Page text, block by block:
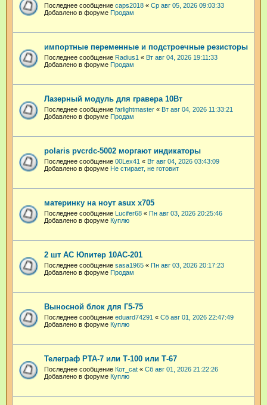
Последнее сообщение caps2018 « Ср авг 05, 2026 09:03:33
Добавлено в форуме Продам
импортные переменные и подстроечные резисторы
Последнее сообщение Radius1 « Вт авг 04, 2026 19:11:33
Добавлено в форуме Продам
Лазерный модуль для гравера 10Вт
Последнее сообщение farlightmaster « Вт авг 04, 2026 11:33:21
Добавлено в форуме Продам
polaris pvcrdc-5002 моргают индикаторы
Последнее сообщение 00Lex41 « Вт авг 04, 2026 03:43:09
Добавлено в форуме Не стирает, не готовит
материнку на ноут asux x705
Последнее сообщение Lucifer68 « Пн авг 03, 2026 20:25:46
Добавлено в форуме Куплю
2 шт АС Юпитер 10АС-201
Последнее сообщение sasa1965 « Пн авг 03, 2026 20:17:23
Добавлено в форуме Продам
Выносной блок для Г5-75
Последнее сообщение eduard74291 « Сб авг 01, 2026 22:47:49
Добавлено в форуме Куплю
Телеграф РТА-7 или Т-100 или Т-67
Последнее сообщение Кот_cat « Сб авг 01, 2026 21:22:26
Добавлено в форуме Куплю